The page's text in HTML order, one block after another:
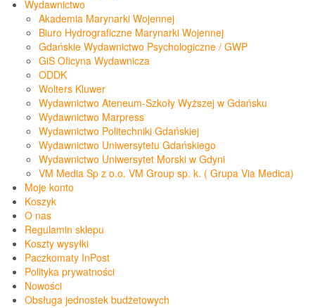
Wydawnictwo
Akademia Marynarki Wojennej
Biuro Hydrograficzne Marynarki Wojennej
Gdańskie Wydawnictwo Psychologiczne / GWP
GiS Oficyna Wydawnicza
ODDK
Wolters Kluwer
Wydawnictwo Ateneum-Szkoły Wyższej w Gdańsku
Wydawnictwo Marpress
Wydawnictwo Politechniki Gdańskiej
Wydawnictwo Uniwersytetu Gdańskiego
Wydawnictwo Uniwersytet Morski w Gdyni
VM Media Sp z o.o. VM Group sp. k. ( Grupa Via Medica)
Moje konto
Koszyk
O nas
Regulamin sklepu
Koszty wysyłki
Paczkomaty InPost
Polityka prywatności
Nowości
Obsługa jednostek budżetowych